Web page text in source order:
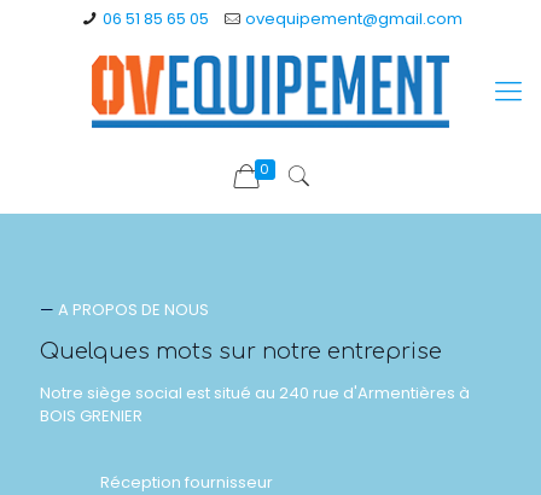
06 51 85 65 05 ovequipement@gmail.com
0
— A PROPOS DE NOUS
Quelques mots sur notre entreprise
Notre siège social est situé au 240 rue d'Armentières à
BOIS GRENIER
Réception fournisseur